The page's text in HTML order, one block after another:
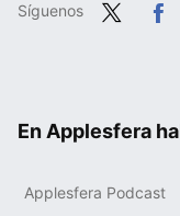
Síguenos
En Applesfera
Applesfera Podcast